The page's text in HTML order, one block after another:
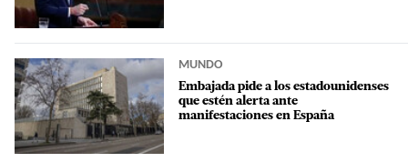
MUNDO
Embajada pide a los estadounidenses
que estén alerta ante
manifestaciones en España